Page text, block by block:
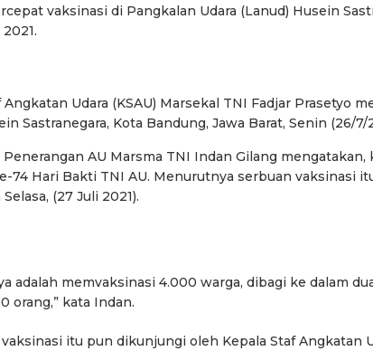
vaksinasi di Pangkalan Udara (Lanud) Husein
Angkatan Udara (KSAU) Marsekal TNI Fadjar Prasetyo
Sastranegara, Kota Bandung, Jawa Barat, Senin (26/7/
Penerangan AU Marsma TNI Indan Gilang
74 Hari Bakti TNI AU. Menurutnya serbuan vaksinasi
(27 Juli 2021).
adalah memvaksinasi 4.000 warga, dibagi ke dalam
orang,” kata Indan.
itu pun dikunjungi oleh Kepala Staf Angkatan